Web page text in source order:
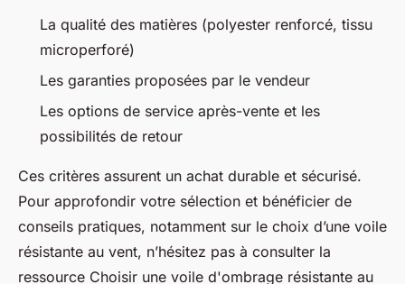
La qualité des matières (polyester renforcé, tissu
microperforé)
Les garanties proposées par le vendeur
Les options de service après-vente et les
possibilités de retour
Ces critères assurent un achat durable et sécurisé.
Pour approfondir votre sélection et bénéficier de
conseils pratiques, notamment sur le choix d’une voile
résistante au vent, n’hésitez pas à consulter la
ressource Choisir une voile d'ombrage résistante au